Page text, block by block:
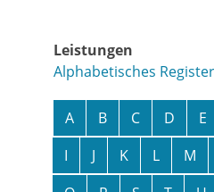
Leistungen
Alphabetisches
A B C D E
I
J K L M